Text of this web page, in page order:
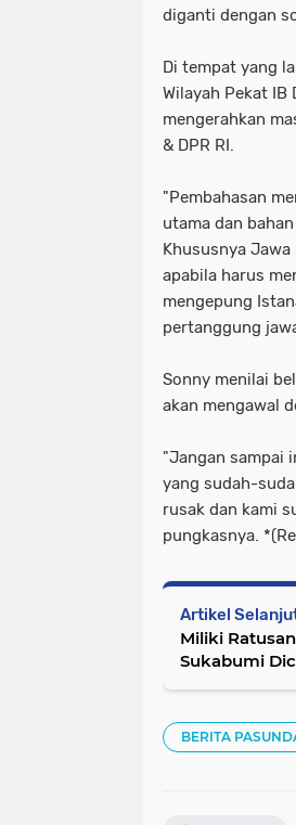
diganti dengan
Di tempat yang
Wilayah Pekat IB
mengerahkan
& DPR RI.
"Pembahasan
utama dan
Khususnya Jawa
apabila harus
mengepung
pertanggung
Sonny menilai
akan mengawal
"Jangan sampai
yang sudah-
rusak dan kami
pungkasnya.
Artikel
Miliki
Sukabumi
BERITA